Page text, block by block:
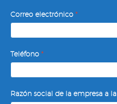
Correo electrónico *
Teléfono *
Razón social de la empresa a